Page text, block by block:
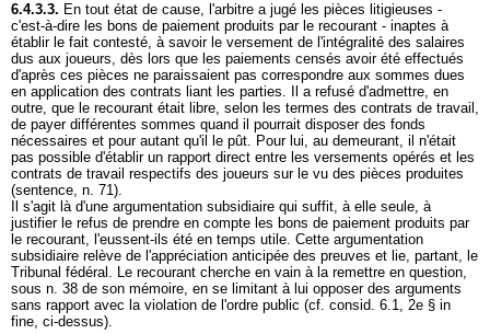
6.4.3.3. En tout état de cause, l'arbitre a jugé les pièces litigieuses -
c'est-à-dire les bons de paiement produits par le recourant - inaptes à
établir le fait contesté, à savoir le versement de l'intégralité des salaires
dus aux joueurs, dès lors que les paiements censés avoir été effectués
d'après ces pièces ne paraissaient pas correspondre aux sommes dues
en application des contrats liant les parties. Il a refusé d'admettre, en
outre, que le recourant était libre, selon les termes des contrats de travail,
de payer différentes sommes quand il pourrait disposer des fonds
nécessaires et pour autant qu'il le pût. Pour lui, au demeurant, il n'était
pas possible d'établir un rapport direct entre les versements opérés et les
contrats de travail respectifs des joueurs sur le vu des pièces produites
(sentence, n. 71).
Il s'agit là d'une argumentation subsidiaire qui suffit, à elle seule, à
justifier le refus de prendre en compte les bons de paiement produits par
le recourant, l'eussent-ils été en temps utile. Cette argumentation
subsidiaire relève de l'appréciation anticipée des preuves et lie, partant, le
Tribunal fédéral. Le recourant cherche en vain à la remettre en question,
sous n. 38 de son mémoire, en se limitant à lui opposer des arguments
sans rapport avec la violation de l'ordre public (cf. consid. 6.1, 2e § in
fine, ci-dessus).